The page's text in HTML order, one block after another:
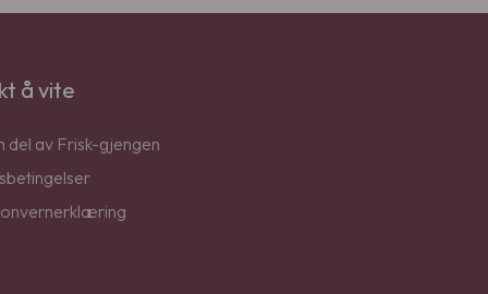
å vite
del av Frisk-gjengen